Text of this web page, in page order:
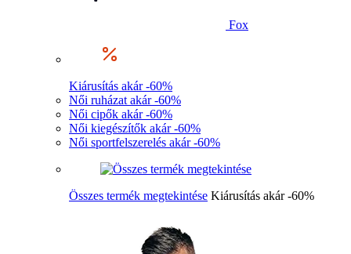
Fox
Kiárusítás akár -60%
Női ruházat akár -60%
Női cipők akár -60%
Női kiegészítők akár -60%
Női sportfelszerelés akár -60%
Összes termék megtekintése Kiárusítás akár -60%